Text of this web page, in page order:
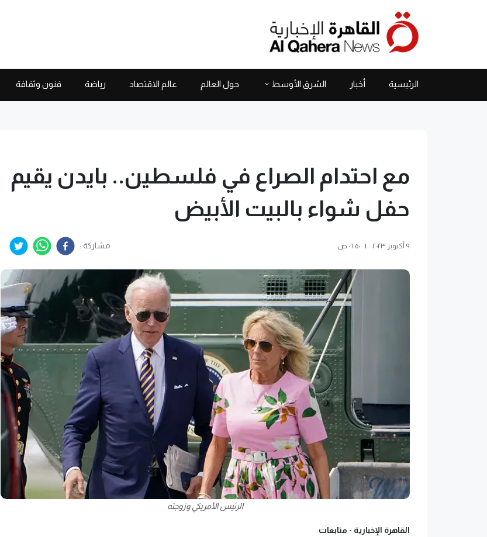
الرئيسية أخبار الشرق الأوسط حول العالم عالم الاقتصاد رياضة فنون وثقافة
مع احتدام الصراع في فلسطين.. بايدن يقيم
حفل شواء بالبيت الأبيض
٩ أكتوبر ٢٠٢٣ | ٠٦:٥٠ ص مشاركة :
الرئيس الأمريكي وزوجته
القاهرة الإخبارية - متابعات